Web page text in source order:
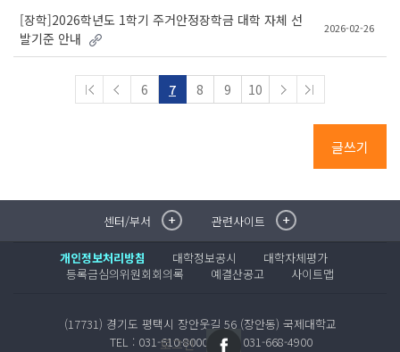
[장학]2026학년도 1학기 주거안정장학금 대학 자체 선
발기준 안내
2026-02-26
6 7 8 9 10
글쓰기
센터/부서취·창업지원센터
국제대학교 입학안내
학술정보원
학생생활관
산학협력단
평생교육원
관련사이트이메일무단수집거부
무선인터넷이용안내
포탈사이트
증명발급사이트
로그인
개인정보처리방침 대학정보공시
대학자체평가
등록금심의위원회회의록
예결산공고 사이트맵
(17731) 경기도 평택시 장안웃길 56 (장안동) 국제대학교
TEL : 031-610-8000
FAX : 031-668-4900